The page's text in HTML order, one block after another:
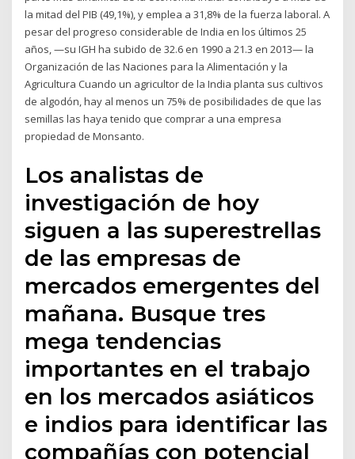
la mitad del PIB (49,1%), y emplea a 31,8% de la fuerza laboral. A
pesar del progreso considerable de India en los últimos 25
años, —su IGH ha subido de 32.6 en 1990 a 21.3 en 2013— la
Organización de las Naciones para la Alimentación y la
Agricultura Cuando un agricultor de la India planta sus cultivos
de algodón, hay al menos un 75% de posibilidades de que las
semillas las haya tenido que comprar a una empresa
propiedad de Monsanto.
Los analistas de
investigación de hoy
siguen a las superestrellas
de las empresas de
mercados emergentes del
mañana. Busque tres
mega tendencias
importantes en el trabajo
en los mercados asiáticos
e indios para identificar las
compañías con potencial